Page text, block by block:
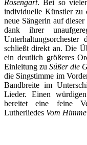
Rosengart. Bei so
individuelle Künstler zu
neue Sängerin auf
dank ihrer
schließt direkt an. Die
ein deutlich größeres
Einleitung zuSüßer die
die Singstimme im
Bandbreite im
Lieder. Einen
bereitet eine feine
Lutherliedes Vom